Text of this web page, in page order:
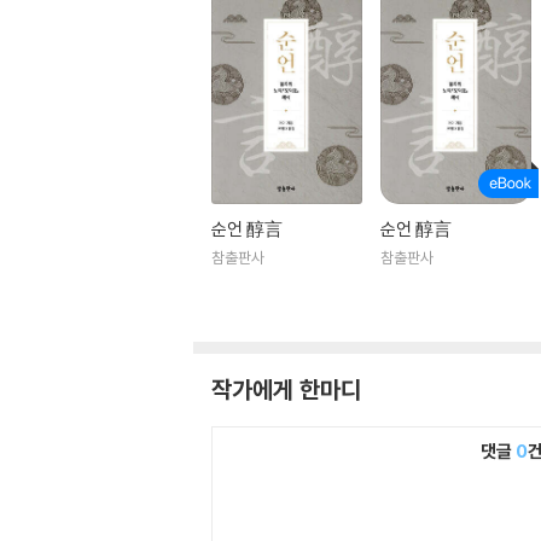
순언 醇言
참출판사
순언 醇言
참출판사
작가에게 한마디
댓글 0